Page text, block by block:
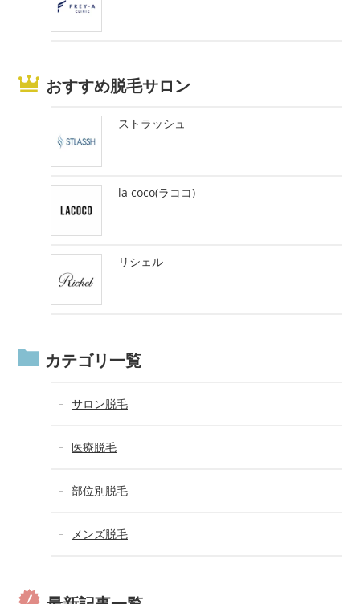
おすすめ脱毛サロン
ストラッシュ
la coco(ラココ)
リシェル
カテゴリ一覧
サロン脱毛
医療脱毛
部位別脱毛
メンズ脱毛